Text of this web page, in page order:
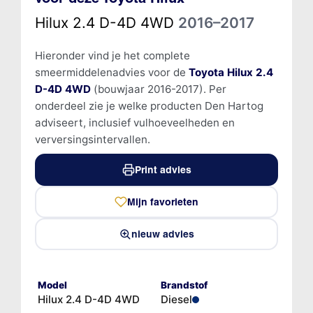
Hilux 2.4 D-4D 4WD 2016–2017
Hieronder vind je het complete
smeermiddelenadvies voor de Toyota Hilux 2.4
D-4D 4WD(bouwjaar 2016-2017). Per
onderdeel zie je welke producten Den Hartog
adviseert, inclusief vulhoeveelheden en
verversingsintervallen.
Print advies
Mijn favorieten
nieuw advies
Model
Hilux 2.4 D-4D 4WD
Brandstof
Diesel